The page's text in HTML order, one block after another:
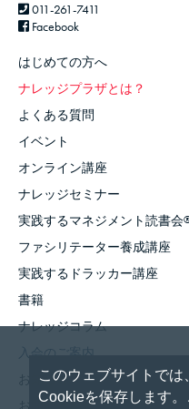
このウェブサイトでは
Cookieを保存します
011-261-7411
Facebook
はじめての方へ
ナレッジプラザとは？
よくある質問
イベント
オンライン講座
ナレッジセミナー
実践するマネジメント読書会
ファシリテーター養成講座
実践するドラッカー講座
書籍
ナレッジコラム
入会のご案内
お知らせ